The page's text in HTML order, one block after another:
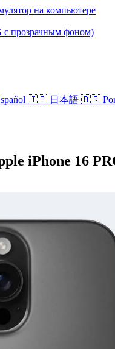
с прозрачным фоном)
🇯🇵 日本語 🇧🇷
iPhone 16